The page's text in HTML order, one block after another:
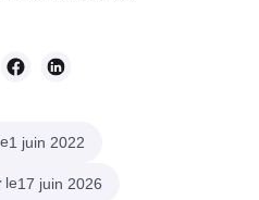
1 juin 2022
le17 juin 2026